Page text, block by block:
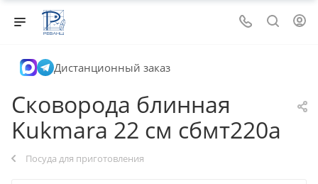
Дистанционный заказ
Сковорода блинная
Kukmara 22 см сбмт220а
Посуда для приготовления